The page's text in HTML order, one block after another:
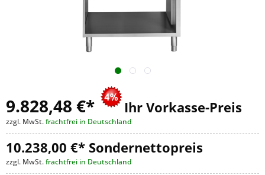
9.828,48 €* Ihr Vorkasse-Preis
zzgl. MwSt.frachtfrei in Deutschland
10.238,00 €* Sondernettopreis
zzgl. MwSt.frachtfrei in Deutschland